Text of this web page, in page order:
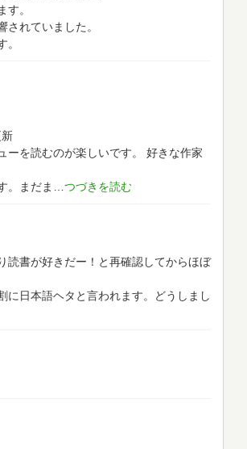
。
れていました。
を読むのが楽しいです。
好きな作家
。まだま
読書が好きだー！と再確認してからほぼ
に日本語ヘタと言われます。どうしまし